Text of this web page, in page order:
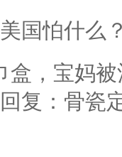
国怕什么
盒，宝妈
复：骨瓷